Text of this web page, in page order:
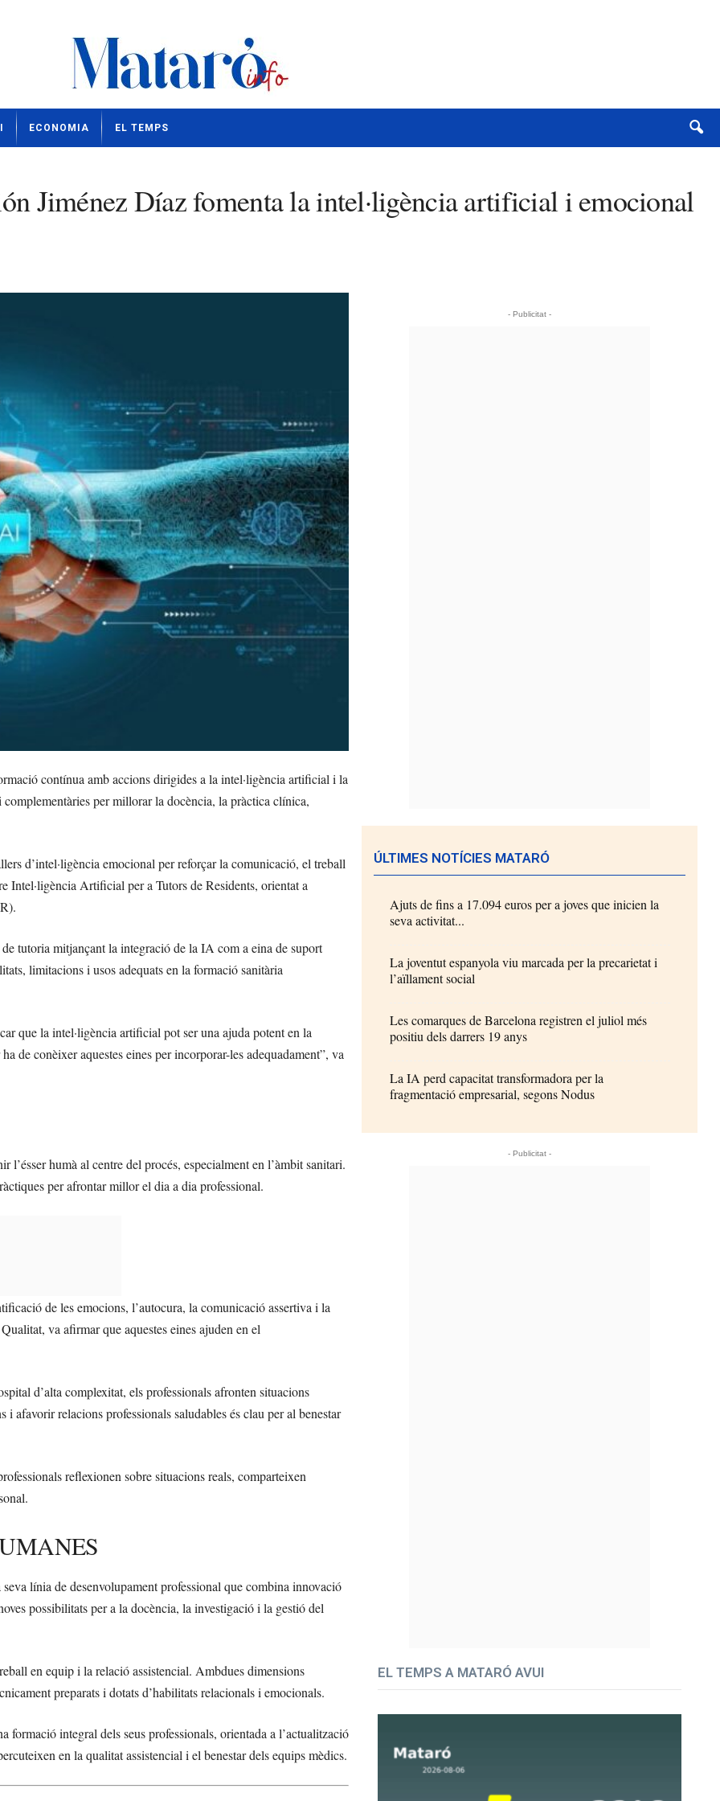
ECONOMIA EL TEMPS
Jiménez Díaz fomenta la intel·ligència artificial i emocional
contínua amb accions dirigides a la intel·ligència artificial i la
per millorar la docència, la pràctica clínica,
d’intel·ligència emocional per reforçar la comunicació, el treball
Intel·ligència Artificial per a Tutors de Residents, orientat a
tutoria mitjançant la integració de la IA com a eina de suport
limitacions i usos adequats en la formació sanitària
que la intel·ligència artificial pot ser una ajuda potent en la
de conèixer aquestes eines per incorporar-les adequadament”, va
humà al centre del procés, especialment en l’àmbit sanitari.
per afrontar millor el dia a dia professional.
de les emocions, l’autocura, la comunicació assertiva i la
va afirmar que aquestes eines ajuden en el
d’alta complexitat, els professionals afronten situacions
afavorir relacions professionals saludables és clau per al benestar
reflexionen sobre situacions reals, comparteixen
línia de desenvolupament professional que combina innovació
possibilitats per a la docència, la investigació i la gestió del
en equip i la relació assistencial. Ambdues dimensions
preparats i dotats d’habilitats relacionals i emocionals.
integral dels seus professionals, orientada a l’actualització
en la qualitat assistencial i el benestar dels equips mèdics.
- Publicitat -
ÚLTIMES NOTÍCIES MATARÓ
Ajuts de fins a 17.094 euros per a joves que inicien la
seva activitat...
La joventut espanyola viu marcada per la precarietat i
l’aïllament social
Les comarques de Barcelona registren el juliol més
positiu dels darrers 19 anys
La IA perd capacitat transformadora per la
fragmentació empresarial, segons Nodus
- Publicitat -
EL TEMPS A MATARÓ AVUI